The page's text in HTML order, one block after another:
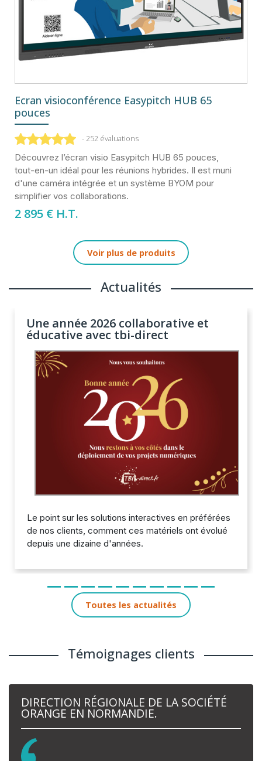
Ecran visioconférence Easypitch HUB 65
pouces
- 252 évaluations
Découvrez l’écran visio Easypitch HUB 65 pouces,
tout-en-un idéal pour les réunions hybrides. Il est muni
d'une caméra intégrée et un système BYOM pour
simplifier vos collaborations.
2 895 € H.T.
Voir plus de produits
Actualités
Une année 2026 collaborative et
éducative avec tbi-direct
Le point sur les solutions interactives en préférées
de nos clients, comment ces matériels ont évolué
depuis une dizaine d'années.
Toutes les actualités
Témoignages clients
DIRECTION RÉGIONALE DE LA SOCIÉTÉ
ORANGE EN NORMANDIE.